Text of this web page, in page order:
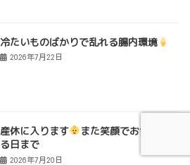
冷たいものばかりで乱れる腸内環境
2026年7月22日
産休に入ります
また笑顔でお会いでき
る日まで
2026年7月20日